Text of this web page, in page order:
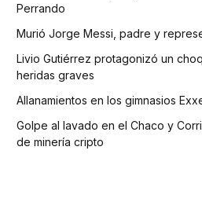
Perrando
Murió Jorge Messi, padre y
Livio Gutiérrez protagonizó un
heridas graves
Allanamientos en los gimnasios
Golpe al lavado en el Chaco y
de minería cripto